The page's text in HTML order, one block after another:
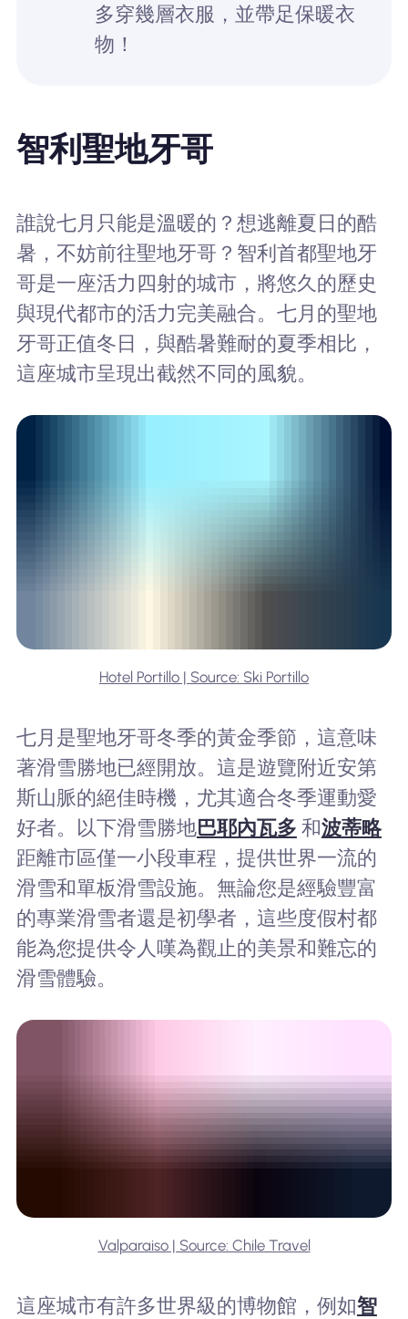
多穿幾層衣服，並帶足保暖衣
物！
智利聖地牙哥
誰說七月只能是溫暖的？想逃離夏日的酷
暑，不妨前往聖地牙哥？智利首都聖地牙
哥是一座活力四射的城市，將悠久的歷史
與現代都市的活力完美融合。七月的聖地
牙哥正值冬日，與酷暑難耐的夏季相比，
這座城市呈現出截然不同的風貌。
Hotel Portillo | Source: Ski Portillo
七月是聖地牙哥冬季的黃金季節，這意味
著滑雪勝地已經開放。這是遊覽附近安第
斯山脈的絕佳時機，尤其適合冬季運動愛
好者。以下滑雪勝地巴耶內瓦多 和波蒂略
距離市區僅一小段車程，提供世界一流的
滑雪和單板滑雪設施。無論您是經驗豐富
的專業滑雪者還是初學者，這些度假村都
能為您提供令人嘆為觀止的美景和難忘的
滑雪體驗。
Valparaiso | Source: Chile Travel
這座城市有許多世界級的博物館，例如智